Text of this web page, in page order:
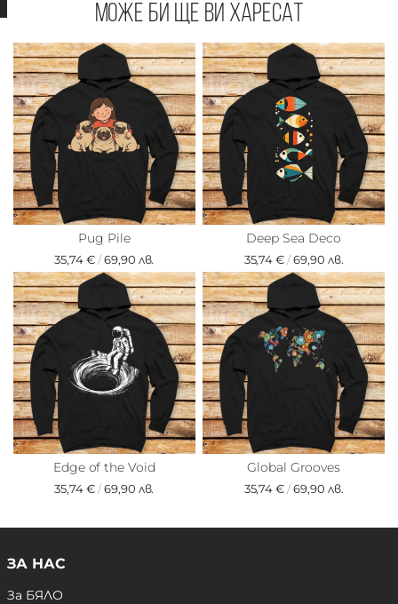
Може би ще ви харесат
Pug Pile
35,74 €/69,90 лв.
Deep Sea Deco
35,74 €/69,90 лв.
Edge of the Void
35,74 €/69,90 лв.
Global Grooves
35,74 €/69,90 лв.
ЗА НАС
За БЯЛО